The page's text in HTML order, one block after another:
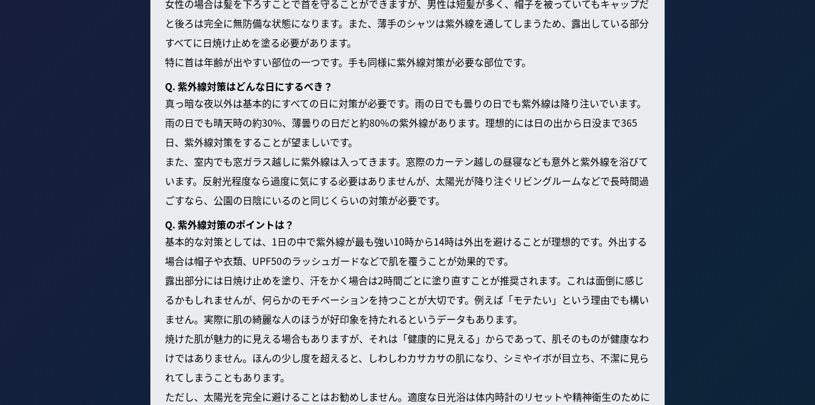
女性の場合は髪を下ろすことで首を守ることができますが、男性は短髪が多く、帽子を被っていてもキャップだ
と後ろは完全に無防備な状態になります。また、薄手のシャツは紫外線を通してしまうため、露出している部分
すべてに日焼け止めを塗る必要があります。
特に首は年齢が出やすい部位の一つです。手も同様に紫外線対策が必要な部位です。
Q. 紫外線対策はどんな日にするべき？
真っ暗な夜以外は基本的にすべての日に対策が必要です。雨の日でも曇りの日でも紫外線は降り注いでいます。
雨の日でも晴天時の約30%、薄曇りの日だと約80%の紫外線があります。理想的には日の出から日没まで365
日、紫外線対策をすることが望ましいです。
また、室内でも窓ガラス越しに紫外線は入ってきます。窓際のカーテン越しの昼寝なども意外と紫外線を浴びて
います。反射光程度なら過度に気にする必要はありませんが、太陽光が降り注ぐリビングルームなどで長時間過
ごすなら、公園の日陰にいるのと同じくらいの対策が必要です。
Q. 紫外線対策のポイントは？
基本的な対策としては、1日の中で紫外線が最も強い10時から14時は外出を避けることが理想的です。外出する
場合は帽子や衣類、UPF50のラッシュガードなどで肌を覆うことが効果的です。
露出部分には日焼け止めを塗り、汗をかく場合は2時間ごとに塗り直すことが推奨されます。これは面倒に感じ
るかもしれませんが、何らかのモチベーションを持つことが大切です。例えば「モテたい」という理由でも構い
ません。実際に肌の綺麗な人のほうが好印象を持たれるというデータもあります。
焼けた肌が魅力的に見える場合もありますが、それは「健康的に見える」からであって、肌そのものが健康なわ
けではありません。ほんの少し度を超えると、しわしわカサカサの肌になり、シミやイボが目立ち、不潔に見ら
れてしまうこともあります。
ただし、太陽光を完全に避けることはお勧めしません。適度な日光浴は体内時計のリセットや精神衛生のために